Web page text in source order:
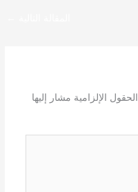
الحقول الإلزامية مشار إليها